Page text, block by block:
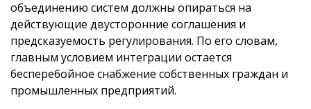
объединению систем должны опираться на
действующие двусторонние соглашения и
предсказуемость регулирования. По его словам,
главным условием интеграции остается
бесперебойное снабжение собственных граждан и
промышленных предприятий.